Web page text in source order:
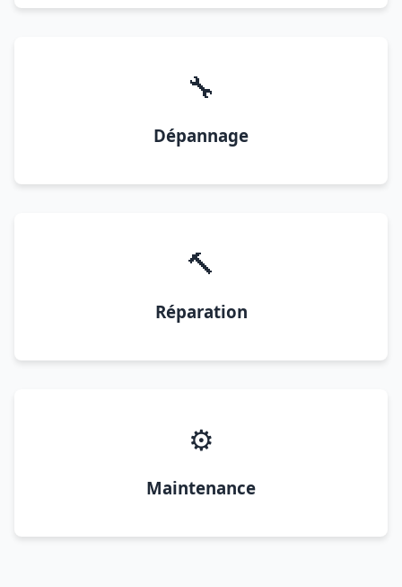
🔧
Dépannage
🔨
Réparation
⚙️
Maintenance